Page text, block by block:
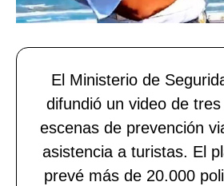
El Ministerio de
difundió un video de
escenas de prevención
asistencia a turistas. El
prevé más de 20.000